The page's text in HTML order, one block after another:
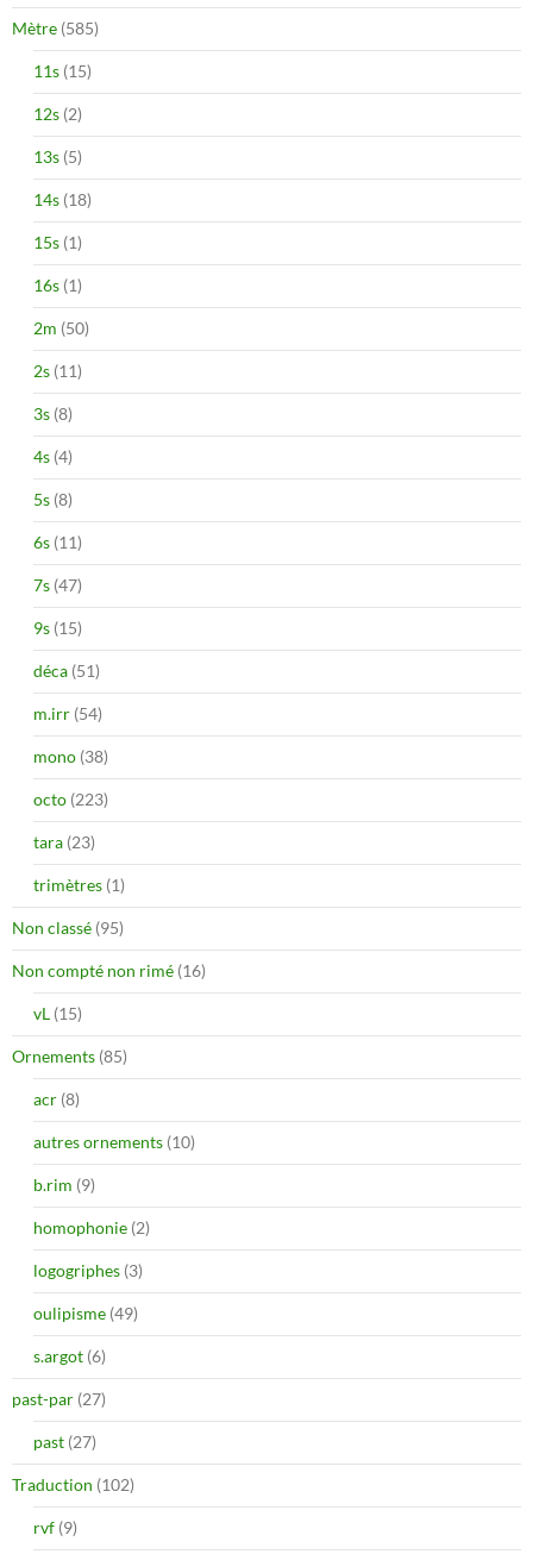
Mètre (585)
11s (15)
12s (2)
13s (5)
14s (18)
15s (1)
16s (1)
2m (50)
2s (11)
3s (8)
4s (4)
5s (8)
6s (11)
7s (47)
9s (15)
déca (51)
m.irr (54)
mono (38)
octo (223)
tara (23)
trimètres (1)
Non classé (95)
Non compté non rimé (16)
vL (15)
Ornements (85)
acr (8)
autres ornements (10)
b.rim (9)
homophonie (2)
logogriphes (3)
oulipisme (49)
s.argot (6)
past-par (27)
past (27)
Traduction (102)
rvf (9)